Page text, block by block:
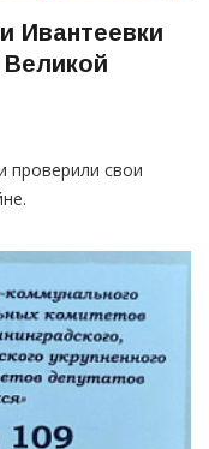
Ивантеевки
проверили свои